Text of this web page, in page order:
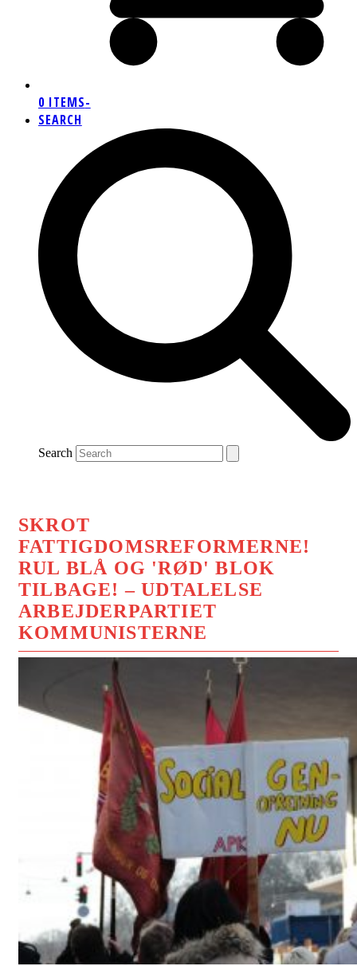
0 ITEMS-
SEARCH
Search
SKROT
FATTIGDOMSREFORMERNE!
RUL BLÅ OG 'RØD' BLOK
TILBAGE! – UDTALELSE
ARBEJDERPARTIET
KOMMUNISTERNE